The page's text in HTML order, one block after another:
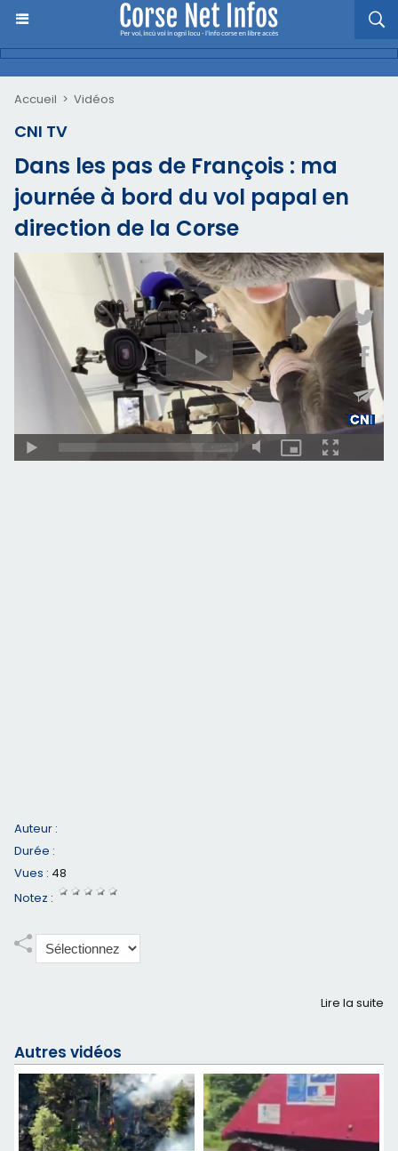
Accueil > Vidéos
CNI TV
Dans les pas de François : ma
journée à bord du vol papal en
direction de la Corse
Auteur :
Durée :
Vues : 48
Notez :
Lire la suite
Autres vidéos